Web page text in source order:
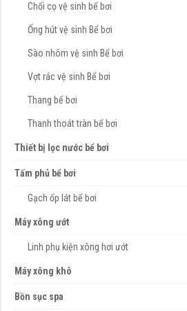
Chổi cọ vệ sinh bể bơi
Ống hút vệ sinh Bể bơi
Sào nhôm vệ sinh Bể bơi
Vợt rác vệ sinh Bể bơi
Thang bể bơi
Thanh thoát tràn bể bơi
Thiết bị lọc nước bể bơi
Tấm phủ bể bơi
Gạch ốp lát bể bơi
Máy xông ướt
Linh phụ kiện xông hơi ướt
Máy xông khô
Bồn sục spa